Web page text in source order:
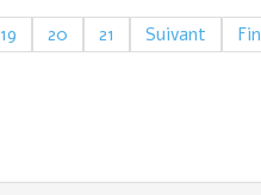
19 20 21 Suivant Fin